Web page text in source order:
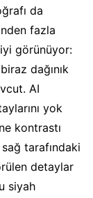
da
fazla
görünüyor:
dağınık
AI
yok
kontrastı
tarafındaki
detaylar
siyah